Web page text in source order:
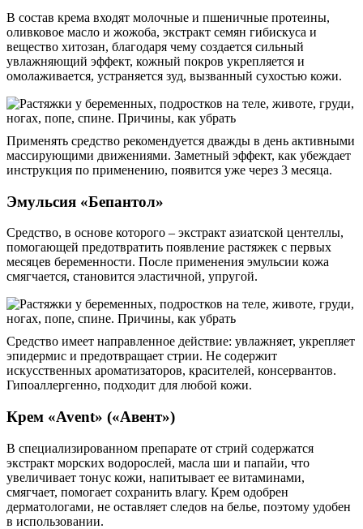
В состав крема входят молочные и пшеничные протеины,
оливковое масло и жожоба, экстракт семян гибискуса и
вещество хитозан, благодаря чему создается сильный
увлажняющий эффект, кожный покров укрепляется и
омолаживается, устраняется зуд, вызванный сухостью кожи.
Применять средство рекомендуется дважды в день активными
массирующими движениями. Заметный эффект, как убеждает
инструкция по применению, появится уже через 3 месяца.
Эмульсия «Бепантол»
Средство, в основе которого – экстракт азиатской центеллы,
помогающей предотвратить появление растяжек с первых
месяцев беременности. После применения эмульсии кожа
смягчается, становится эластичной, упругой.
Средство имеет направленное действие: увлажняет, укрепляет
эпидермис и предотвращает стрии. Не содержит
искусственных ароматизаторов, красителей, консервантов.
Гипоаллергенно, подходит для любой кожи.
Крем «Avent» («Авент»)
В специализированном препарате от стрий содержатся
экстракт морских водорослей, масла ши и папайи, что
увеличивает тонус кожи, напитывает ее витаминами,
смягчает, помогает сохранить влагу. Крем одобрен
дерматологами, не оставляет следов на белье, поэтому удобен
в использовании.